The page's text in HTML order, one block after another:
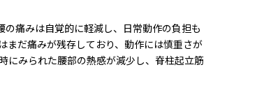
痛みは自覚的に軽減し、日常動作の負担も
まだ痛みが残存しており、動作には慎重さが
にみられた腰部の熱感が減少し、脊柱起立筋